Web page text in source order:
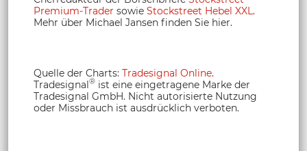
Premium-Trader sowie Stockstreet Hebel XXL.
Mehr über Michael Jansen finden Sie hier.
Quelle der Charts: Tradesignal Online.
Tradesignal® ist eine eingetragene Marke der
Tradesignal GmbH. Nicht autorisierte Nutzung
oder Missbrauch ist ausdrücklich verboten.